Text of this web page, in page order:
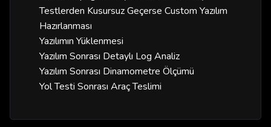
Testlerden Kusursuz Geçerse Custom Yazılım
Hazırlanması
Yazılımın Yüklenmesi
Yazılım Sonrası Detaylı Log Analiz
Yazılım Sonrası Dinamometre Ölçümü
Yol Testi Sonrası Araç Teslimi